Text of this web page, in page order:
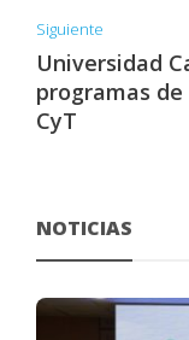
Siguiente
Universidad
programas
CyT
NOTICIAS